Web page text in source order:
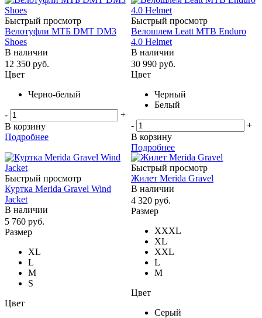
Быстрый просмотр
Велотуфли МТБ DMT DM3
Shoes
В наличии
12 350 руб.
Цвет
Черно-белый
-
+
В корзину
Подробнее
Быстрый просмотр
Велошлем Leatt MTB Enduro
4.0 Helmet
В наличии
30 990 руб.
Цвет
Черный
Белый
-
+
В корзину
Подробнее
Быстрый просмотр
Куртка Merida Gravel Wind
Jacket
В наличии
5 760 руб.
Размер
XL
L
M
S
Цвет
Быстрый просмотр
Жилет Merida Gravel
В наличии
4 320 руб.
Размер
XXXL
XL
XXL
L
M
Цвет
Серый